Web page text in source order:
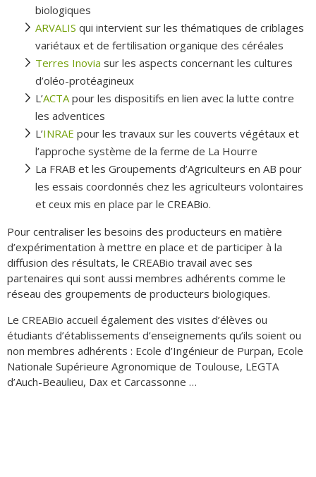
biologiques
ARVALIS qui intervient sur les thématiques de criblages
variétaux et de fertilisation organique des céréales
Terres Inovia sur les aspects concernant les cultures
d’oléo-protéagineux
L’ACTA pour les dispositifs en lien avec la lutte contre
les adventices
L’INRAE pour les travaux sur les couverts végétaux et
l’approche système de la ferme de La Hourre
La FRAB et les Groupements d’Agriculteurs en AB pour
les essais coordonnés chez les agriculteurs volontaires
et ceux mis en place par le CREABio.
Pour centraliser les besoins des producteurs en matière
d’expérimentation à mettre en place et de participer à la
diffusion des résultats, le CREABio travail avec ses
partenaires qui sont aussi membres adhérents comme le
réseau des groupements de producteurs biologiques.
Le CREABio accueil également des visites d’élèves ou
étudiants d’établissements d’enseignements qu’ils soient ou
non membres adhérents : Ecole d’Ingénieur de Purpan, Ecole
Nationale Supérieure Agronomique de Toulouse, LEGTA
d’Auch-Beaulieu, Dax et Carcassonne …